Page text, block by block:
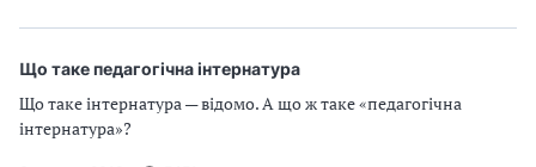
Що таке педагогічна інтернатура
Що таке інтернатура — відомо. А що ж таке «педагогічна
інтернатура»?